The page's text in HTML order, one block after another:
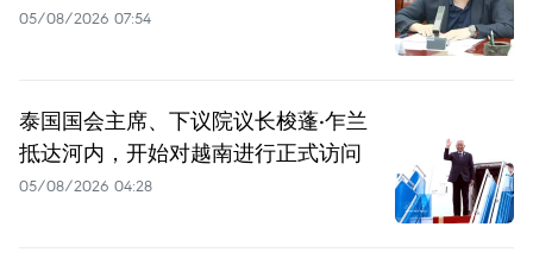
05/08/2026 07:54
泰国国会主席、下议院议长梭蓬·乍兰
抵达河内，开始对越南进行正式访问
05/08/2026 04:28